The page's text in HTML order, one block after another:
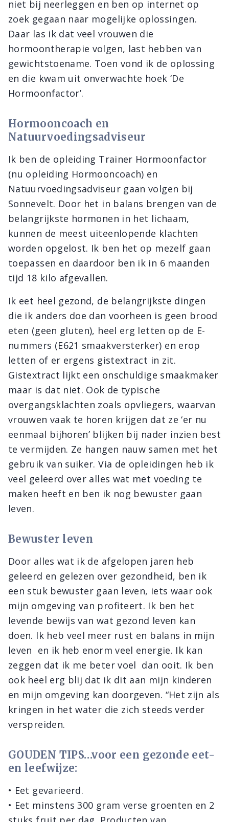
niet bij neerleggen en ben op internet op
zoek gegaan naar mogelijke oplossingen.
Daar las ik dat veel vrouwen die
hormoontherapie volgen, last hebben van
gewichtstoename. Toen vond ik de oplossing
en die kwam uit onverwachte hoek ‘De
Hormoonfactor’.
Hormooncoach en
Natuurvoedingsadviseur
Ik ben de opleiding Trainer Hormoonfactor
(nu opleiding Hormooncoach) en
Natuurvoedingsadviseur gaan volgen bij
Sonnevelt. Door het in balans brengen van de
belangrijkste hormonen in het lichaam,
kunnen de meest uiteenlopende klachten
worden opgelost. Ik ben het op mezelf gaan
toepassen en daardoor ben ik in 6 maanden
tijd 18 kilo afgevallen.
Ik eet heel gezond, de belangrijkste dingen
die ik anders doe dan voorheen is geen brood
eten (geen gluten), heel erg letten op de E-
nummers (E621 smaakversterker) en erop
letten of er ergens gistextract in zit.
Gistextract lijkt een onschuldige smaakmaker
maar is dat niet. Ook de typische
overgangsklachten zoals opvliegers, waarvan
vrouwen vaak te horen krijgen dat ze ‘er nu
eenmaal bijhoren’ blijken bij nader inzien best
te vermijden. Ze hangen nauw samen met het
gebruik van suiker. Via de opleidingen heb ik
veel geleerd over alles wat met voeding te
maken heeft en ben ik nog bewuster gaan
leven.
Bewuster leven
Door alles wat ik de afgelopen jaren heb
geleerd en gelezen over gezondheid, ben ik
een stuk bewuster gaan leven, iets waar ook
mijn omgeving van profiteert. Ik ben het
levende bewijs van wat gezond leven kan
doen. Ik heb veel meer rust en balans in mijn
leven en ik heb enorm veel energie. Ik kan
zeggen dat ik me beter voel dan ooit. Ik ben
ook heel erg blij dat ik dit aan mijn kinderen
en mijn omgeving kan doorgeven. “Het zijn als
kringen in het water die zich steeds verder
verspreiden.
GOUDEN TIPS…voor een gezonde eet-
en leefwijze:
• Eet gevarieerd.
• Eet minstens 300 gram verse groenten en 2